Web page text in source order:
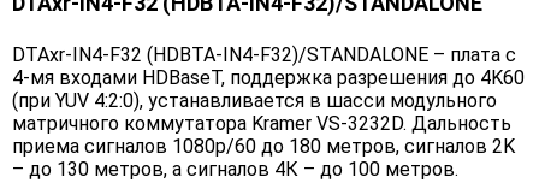
DTAxr-IN4-F32 (HDBTA-IN4-F32)/STANDALONE – плата c
4-мя входами HDBaseT, поддержка разрешения до 4K60
(при YUV 4:2:0), устанавливается в шасси модульного
матричного коммутатора Kramer VS-3232D. Дальность
приема сигналов 1080p/60 до 180 метров, сигналов 2K
– до 130 метров, а сигналов 4К – до 100 метров.